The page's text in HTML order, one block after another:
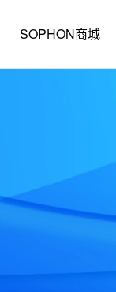
SOPHON商城